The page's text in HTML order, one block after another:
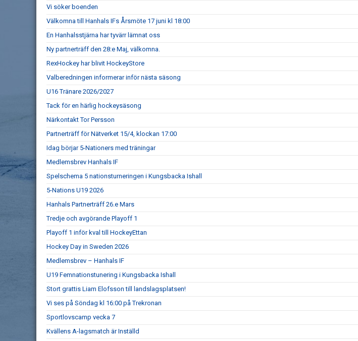
Vi söker boenden
Välkomna till Hanhals IFs Årsmöte 17 juni kl 18:00
En Hanhalsstjärna har tyvärr lämnat oss
Ny partnerträff den 28:e Maj, välkomna.
RexHockey har blivit HockeyStore
Valberedningen informerar inför nästa säsong
U16 Tränare 2026/2027
Tack för en härlig hockeysäsong
Närkontakt Tor Persson
Partnerträff för Nätverket 15/4, klockan 17:00
Idag börjar 5-Nationers med träningar
Medlemsbrev Hanhals IF
Spelschema 5 nationsturneringen i Kungsbacka Ishall
5-Nations U19 2026
Hanhals Partnerträff 26.e Mars
Tredje och avgörande Playoff 1
Playoff 1 inför kval till HockeyEttan
Hockey Day in Sweden 2026
Medlemsbrev – Hanhals IF
U19 Femnationstunering i Kungsbacka Ishall
Stort grattis Liam Elofsson till landslagsplatsen!
Vi ses på Söndag kl 16:00 på Trekronan
Sportlovscamp vecka 7
Kvällens A-lagsmatch är Inställd